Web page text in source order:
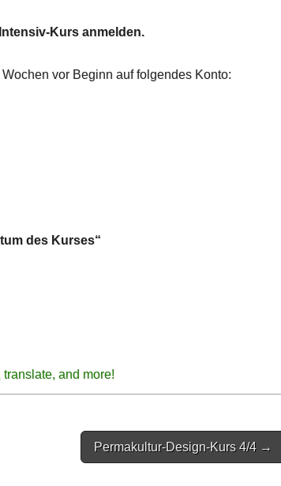
Kurs anmelden.
vor Beginn auf folgendes Konto:
des Kurses“
Permakultur-Design-Kurs 4/4 →